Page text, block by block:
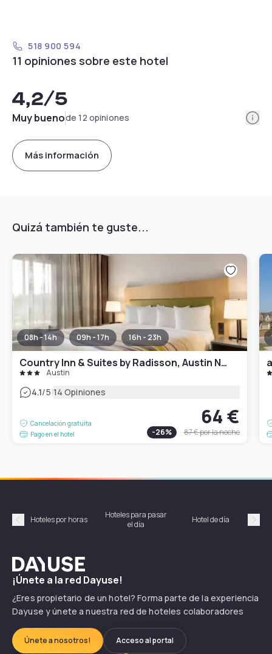
518 900 594
11 opiniones sobre este hotel
4,2/5
Muy buenode 12 opiniones
Más información
Quizá también te guste...
08h - 14h 09h - 17h 16h - 23h
Country Inn & Suites by Radisson, Austin North (Pflugerville), TX
Austin
4.1/5|14 Opiniones
Cancelación gratuita
Pago en el hotel
64 €
-26% 87 €por la noche
Précédent
Hoteles por horas
Hoteles para pasar
el día
Hotel de día
Dayuse
¡Únete a la red Dayuse!
¿Eres propietario de un hotel? Forma parte de la experiencia
Dayuse y únete a nuestra red de hoteles colaboradores
Únete a nosotros! Acceso al portal